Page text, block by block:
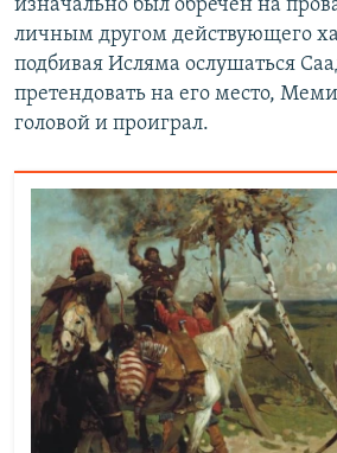
изначально был обречен на
личным другом действующего
подбивая Исляма ослушаться
претендовать на его место,
головой и проиграл.